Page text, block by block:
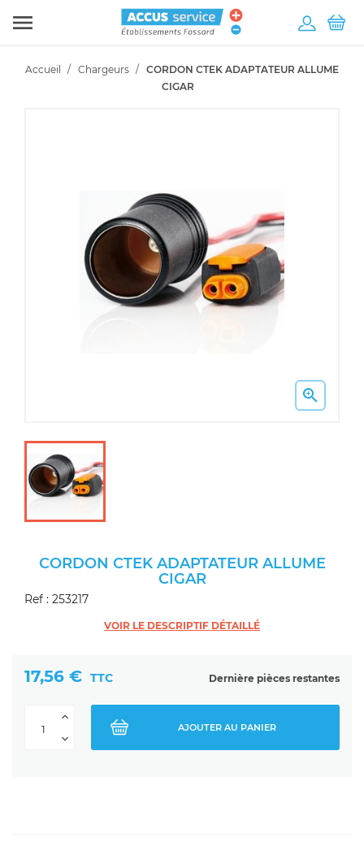

Accueil Chargeurs
CORDON CTEK ADAPTATEUR ALLUME
CIGAR

CORDON CTEK ADAPTATEUR ALLUME
CIGAR
Ref : 253217
VOIR LE DESCRIPTIF DÉTAILLÉ
Dernière pièces restantes
17,56 € TTC
AJOUTER AU PANIER